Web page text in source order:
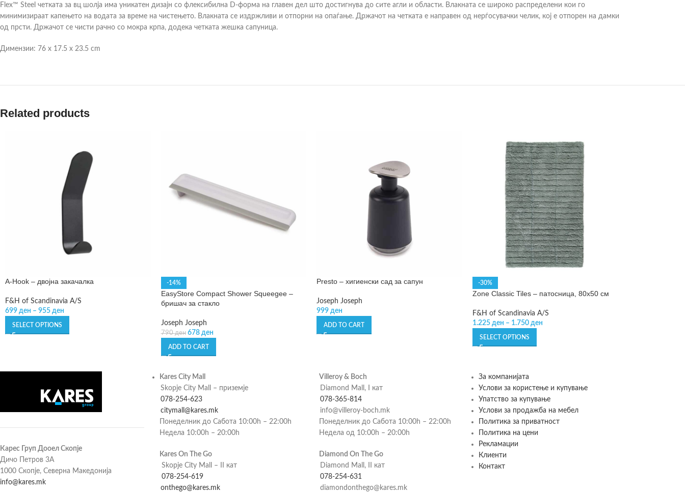
Flex™ Steel четката за вц шолја има уникатен дизајн со флексибилна D-форма на главен дел што достигнува до сите агли и области. Влакната се широко распределени кои го
минимизираат капењето на водата за време на чистењето. Влакната се издржливи и отпорни на опаѓање. Држачот на четката е направен од нерѓосувачки челик, кој е отпорен на дамки
од прсти. Држачот се чисти рачно со мокра крпа, додека четката жешка сапуница.
Димензии: 76 x 17.5 x 23.5 cm
Related products
A-Hook – двојна закачалка
F&H of Scandinavia A/S
699 ден – 955 ден
SELECT OPTIONS
-14%
EasyStore Compact Shower Squeegee –
бришач за стакло
Joseph Joseph
790ден 678 ден
ADD TO CART
Presto – хигиенски сад за сапун
Joseph Joseph
999 ден
ADD TO CART
-30%
Zone Classic Tiles – патосница, 80х50 см
F&H of Scandinavia A/S
1.225 ден – 1.750 ден
SELECT OPTIONS
Карес Груп Дооел Скопје
Дичо Петров 3А
1000 Скопје, Северна Македонија
info@kares.mk
Kares City Mall
Skopje City Mall – приземје
078-254-623
citymall@kares.mk
Понеделник до Сабота 10:00h – 22:00h
Недела 10:00h – 20:00h
Kares On The Go
Skopje City Mall – II кат
078-254-619
onthego@kares.mk
Villeroy & Boch
Diamond Mall, I кат
078-365-814
info@villeroy-boch.mk
Понеделник до Сабота 10:00h – 22:00h
Недела од 10:00h – 20:00h
Diamond On The Go
Diamond Mall, II кат
078-254-631
diamondonthego@kares.mk
За компанијата
Услови за користење и купување
Упатство за купување
Услови за продажба на мебел
Политика за приватност
Политика на цени
Рекламации
Клиенти
Контакт